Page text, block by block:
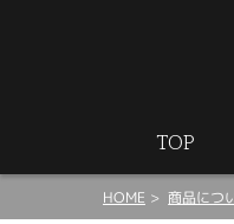
TOP
HOME 商品につ